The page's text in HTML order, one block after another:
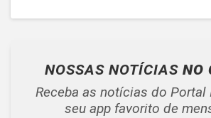
NOSSAS NOTÍCIAS NO
Receba as notícias do Portal
seu app favorito de